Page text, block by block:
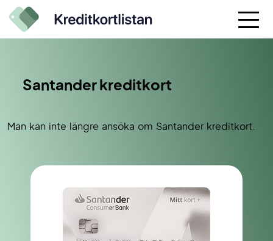
Santander kreditkort
Man kan inte längre ansöka om Santander kreditkort.